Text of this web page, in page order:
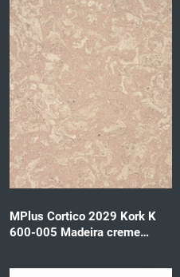
MPlus Cortico 2029 Kork K
600-005 Madeira creme